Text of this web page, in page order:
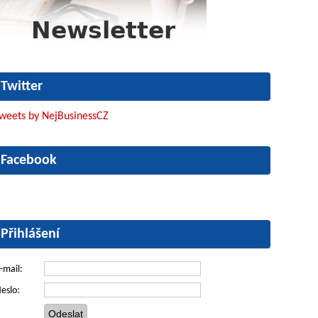
Twitter
by NejBusinessCZ
Facebook
Přihlášení
mail: